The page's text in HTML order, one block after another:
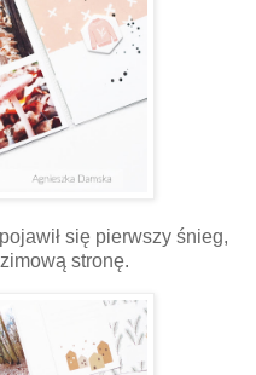
się pierwszy śnieg,
stronę.